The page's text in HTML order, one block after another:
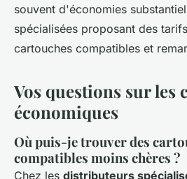
souvent d'économies
spécialisées proposant des
cartouches compatibles et
Vos questions sur les
économiques
Où puis-je trouver des
compatibles moins chères ?
Chez les distributeurs